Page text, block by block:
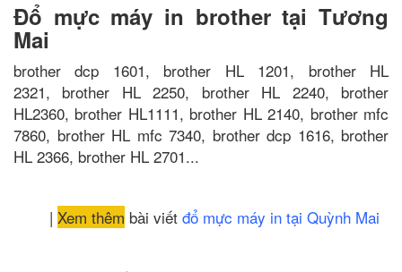
Đổ mực máy in brother tại Tương
Mai
brother dcp 1601, brother HL 1201, brother HL
2321, brother HL 2250, brother HL 2240, brother
HL2360, brother HL1111, brother HL 2140, brother mfc
7860, brother HL mfc 7340, brother dcp 1616, brother
HL 2366, brother HL 2701...
| Xem thêm bài viết đổ mực máy in tại Quỳnh Mai